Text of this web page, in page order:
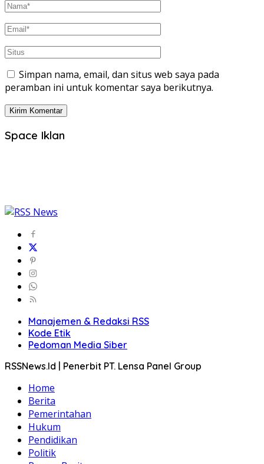
Simpan nama, email, dan situs web saya pada
peramban ini untuk komentar saya berikutnya.
Space Iklan
Manajemen & Redaksi RSS
Kode Etik
Pedoman Media Siber
RSSNews.Id | Penerbit PT. Lensa Panel Group
Home
Berita
Pemerintahan
Hukum
Pendidikan
Politik